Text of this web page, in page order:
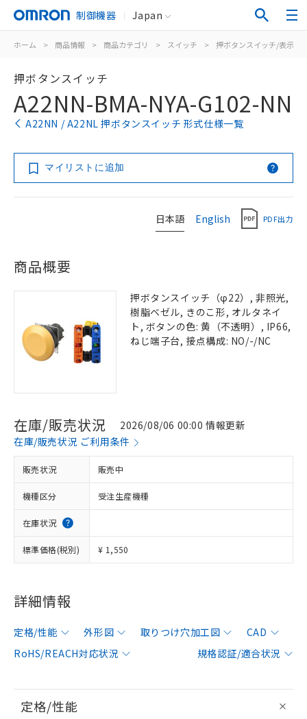
制御機器 Japan
ホーム > 商品情報 > 商品カテゴリ > スイッチ > 押ボタンスイッチ/表示灯
押ボタンスイッチ
A22NN-BMA-NYA-G102-NN
A22NN / A22NL 押ボタンスイッチ 形式仕様一覧
マイリストに追加
日本語 English PDF出力
商品概要
押ボタンスイッチ（φ22）, 非照光,
樹脂ベゼル, きのこ形, オルタネイ
ト, ボタンの色: 黄（不透明）, IP66,
ねじ端子台, 接点構成: NO/-/NC
在庫/販売状況
2026/08/06 00:00 情報更新
在庫/販売状況 ご利用条件
販売状況 販売中
機種区分 受注生産機種
在庫状況
標準価格(税別) ¥ 1,550
詳細情報
定格/性能 外形図 取りつけ穴加工図
CAD
RoHS/REACH対応状況
規格認証/適合状況
定格/性能